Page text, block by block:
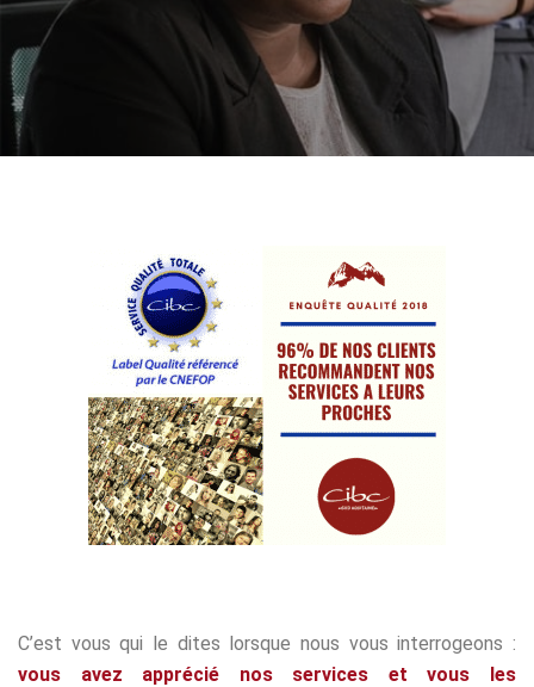
C’est vous qui le dites lorsque nous vous interrogeons :
vous avez apprécié nos services et vous les